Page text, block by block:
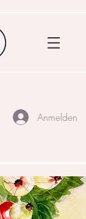
Anmelden